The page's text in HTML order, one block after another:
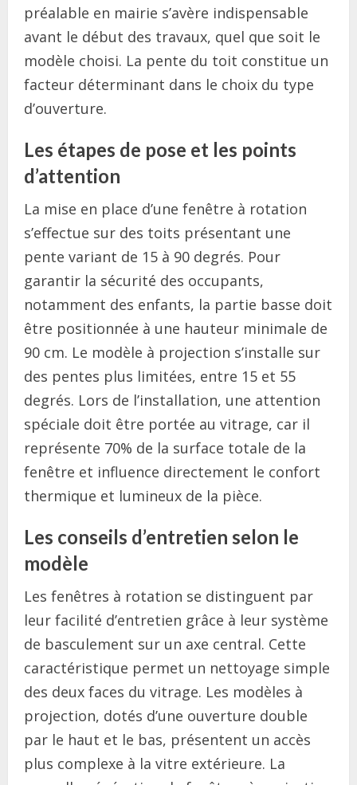
préalable en mairie s’avère indispensable
avant le début des travaux, quel que soit le
modèle choisi. La pente du toit constitue un
facteur déterminant dans le choix du type
d’ouverture.
Les étapes de pose et les points
d’attention
La mise en place d’une fenêtre à rotation
s’effectue sur des toits présentant une
pente variant de 15 à 90 degrés. Pour
garantir la sécurité des occupants,
notamment des enfants, la partie basse doit
être positionnée à une hauteur minimale de
90 cm. Le modèle à projection s’installe sur
des pentes plus limitées, entre 15 et 55
degrés. Lors de l’installation, une attention
spéciale doit être portée au vitrage, car il
représente 70% de la surface totale de la
fenêtre et influence directement le confort
thermique et lumineux de la pièce.
Les conseils d’entretien selon le
modèle
Les fenêtres à rotation se distinguent par
leur facilité d’entretien grâce à leur système
de basculement sur un axe central. Cette
caractéristique permet un nettoyage simple
des deux faces du vitrage. Les modèles à
projection, dotés d’une ouverture double
par le haut et le bas, présentent un accès
plus complexe à la vitre extérieure. La